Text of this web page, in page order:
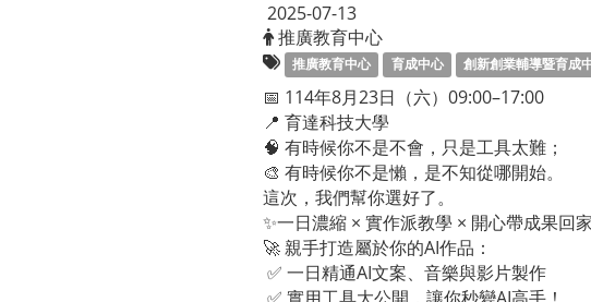
2025-07-13
推廣教育中心
推廣教育中心 育成中心 創新創業輔導暨育成
📅 114年8月23日（六）09:00–17:00
📍 育達科技大學
🧠 有時候你不是不會，只是工具太難；
🎨 有時候你不是懶，是不知從哪開始。
這次，我們幫你選好了。
✨一日濃縮 × 實作派教學 × 開心帶成果回
🚀 親手打造屬於你的AI作品：
✅ 一日精通AI文案、音樂與影片製作